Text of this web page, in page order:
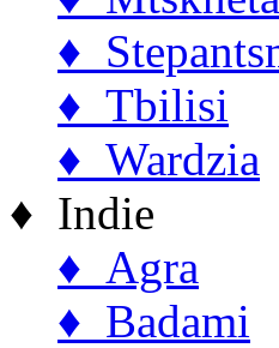
♦
♦ Tbilisi
♦ Wardzia
♦ Indie
♦ Agra
♦ Badami